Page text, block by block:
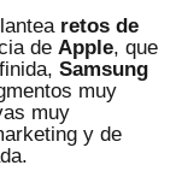
retos de
de Apple, que
Samsung
muy
muy
y de